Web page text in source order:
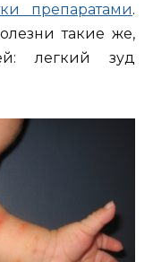
препаратами.
такие же,
легкий зуд